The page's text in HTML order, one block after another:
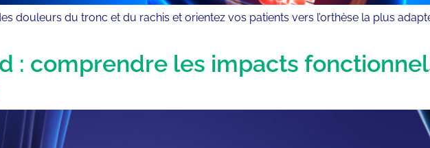
douleurs du tronc et du rachis et orientez vos patients vers l’orthèse la plus
: comprendre les impacts